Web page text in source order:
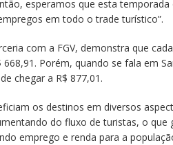
esperamos que esta
em todo o trade turístico”.
com a FGV, demonstra que
Porém, quando se fala em
chegar a R$ 877,01.
os destinos em diversos
do fluxo de turistas, o
emprego e renda para a